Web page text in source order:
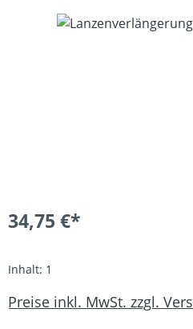
Bildergalerie überspringen
34,75 €*
Inhalt: 1
Preise inkl. MwSt. zzgl.